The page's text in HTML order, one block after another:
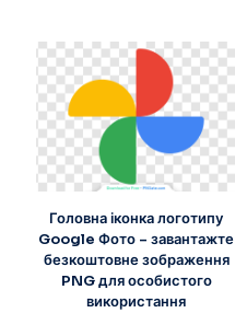
Головна іконка логотипу
Google Фото – завантажте
безкоштовне зображення
PNG для особистого
використання